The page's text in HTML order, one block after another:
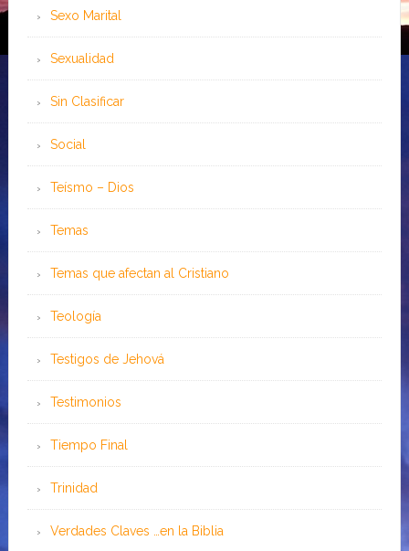
Sexo Marital
Sexualidad
Sin Clasificar
Social
Teísmo – Dios
Temas
Temas que afectan al Cristiano
Teología
Testigos de Jehová
Testimonios
Tiempo Final
Trinidad
Verdades Claves …en la Biblia